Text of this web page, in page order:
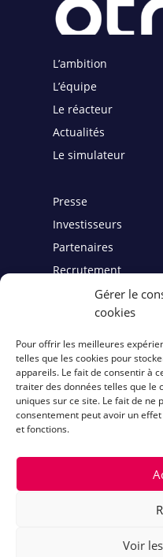
Gérer le
cookies
Pour offrir les meilleures
telles que les cookies pour
appareils. Le fait de consentir à
traiter des données telles que le
uniques sur ce site. Le fait de
consentement peut avoir un
et fonctions.
Voir
L’ambition
L’équipe
Le réacteur
Actualités
Le simulateur
Presse
Investisseurs
Partenaires
Recrutement
Mentions légales
Politiques de cookies